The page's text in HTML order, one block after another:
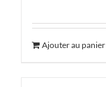
Ajouter au panier